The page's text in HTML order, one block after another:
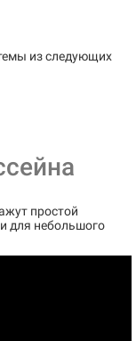
из следующих
простой
для небольшого